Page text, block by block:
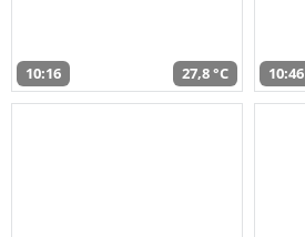
10:16 27,8 °C 10:46